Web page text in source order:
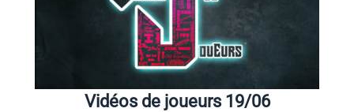
Vidéos de joueurs 19/06